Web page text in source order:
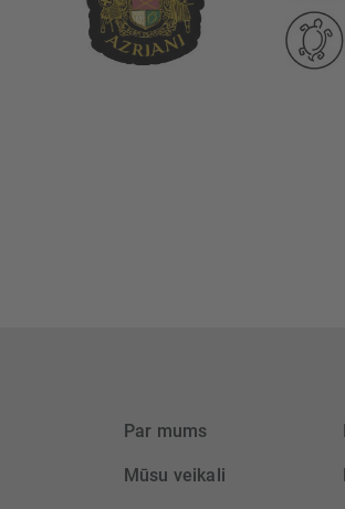
Par mums
Mūsu veikali